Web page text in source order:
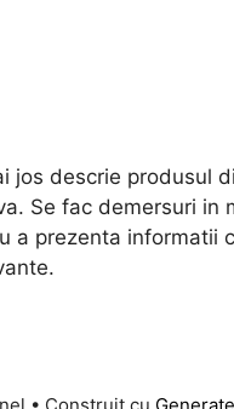
jos descrie produsul
Se fac demersuri in
a prezenta informatii